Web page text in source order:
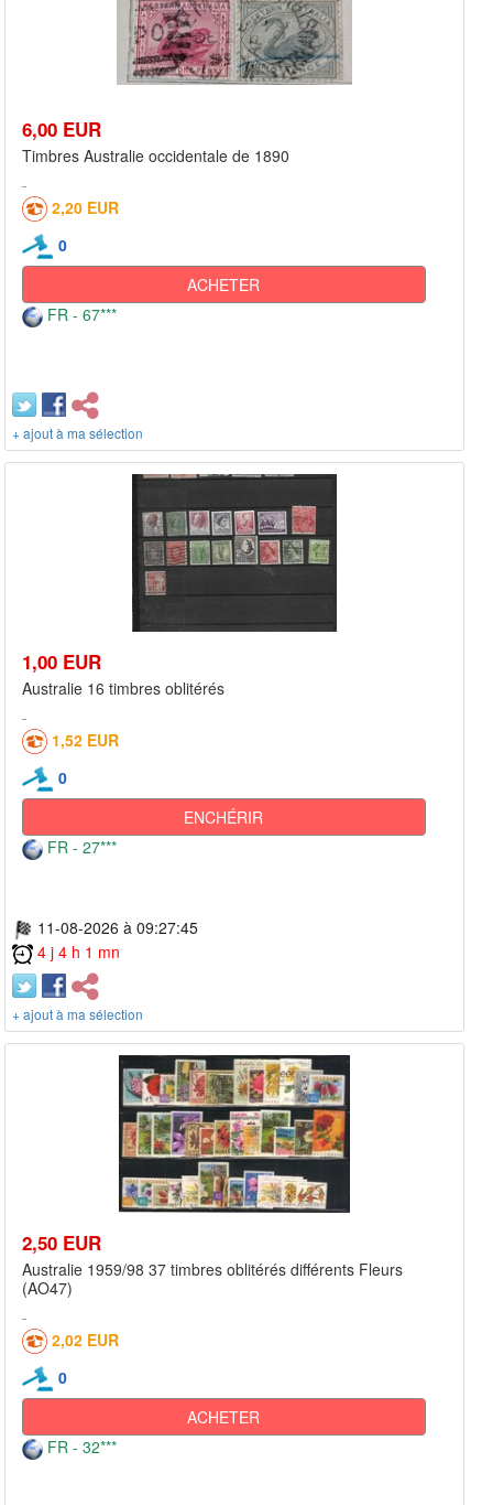
6,00 EUR
Timbres Australie occidentale de 1890
2,20 EUR
0
ACHETER
FR - 67***
+ ajout à ma sélection
1,00 EUR
Australie 16 timbres oblitérés
1,52 EUR
0
ENCHÉRIR
FR - 27***
11-08-2026 à 09:27:45
4 j 4 h 1 mn
+ ajout à ma sélection
2,50 EUR
Australie 1959/98 37 timbres oblitérés différents Fleurs
(AO47)
2,02 EUR
0
ACHETER
FR - 32***